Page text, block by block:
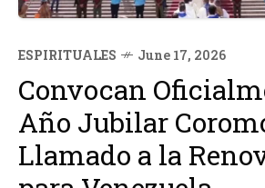
ESPIRITUALES June 17, 2026
Convocan
Año Jubilar
Llamado a la